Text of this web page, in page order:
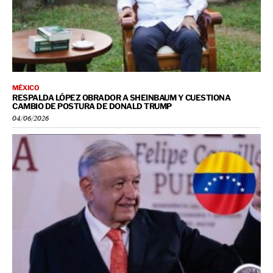
MÉXICO
RESPALDA LÓPEZ OBRADOR A SHEINBAUM Y CUESTIONA
CAMBIO DE POSTURA DE DONALD TRUMP
04/06/2026